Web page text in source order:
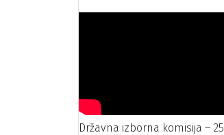
Državna izborna komisija –